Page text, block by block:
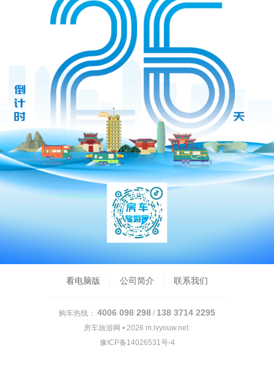
看电脑版 公司简介 联系我们
购车热线： 4006 098 298 / 138 3714 2295
房车旅游网 • 2026 m.lvyouw.net
豫ICP备14026531号-4